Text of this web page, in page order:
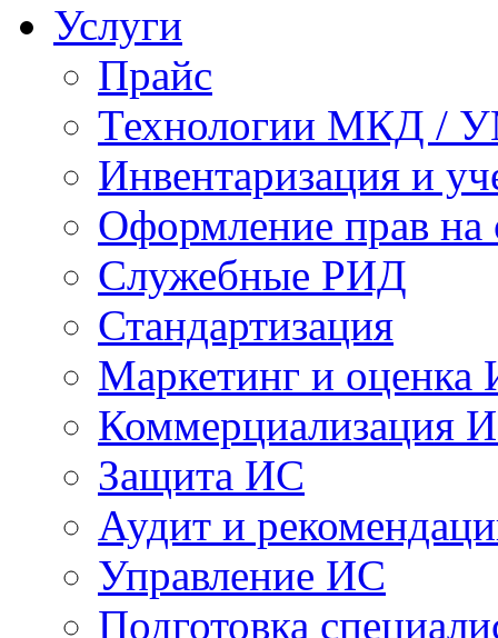
Услуги
Прайс
Технологии МКД /
Инвентаризация и
Оформление прав
Служебные РИД
Стандартизация
Маркетинг и оценка
Коммерциализация
Защита ИС
Аудит и
Управление ИС
Подготовка